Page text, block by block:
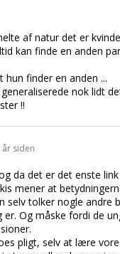
af natur det er
kan finde en anden
finder en anden ...
nok lidt
!!
siden
da det er det enste
mener at
selv tolker nogle
er. Og måske fordi de
pligt, selv at lære